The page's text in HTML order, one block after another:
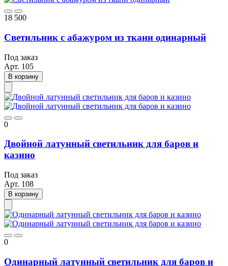
18 500
Светильник с абажуром из ткани одинарный
Под заказ
Арт. 105
В корзину
0
Двойной латунный светильник для баров и
казино
Под заказ
Арт. 108
В корзину
0
Одинарный латунный светильник для баров и